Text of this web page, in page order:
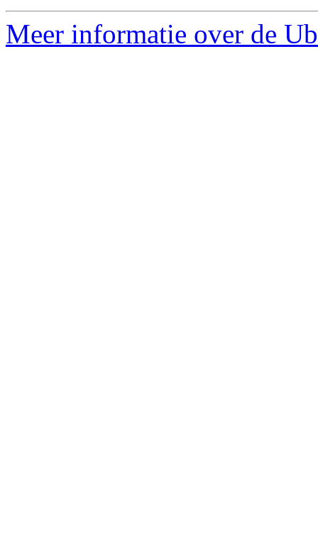
Meer informatie over de